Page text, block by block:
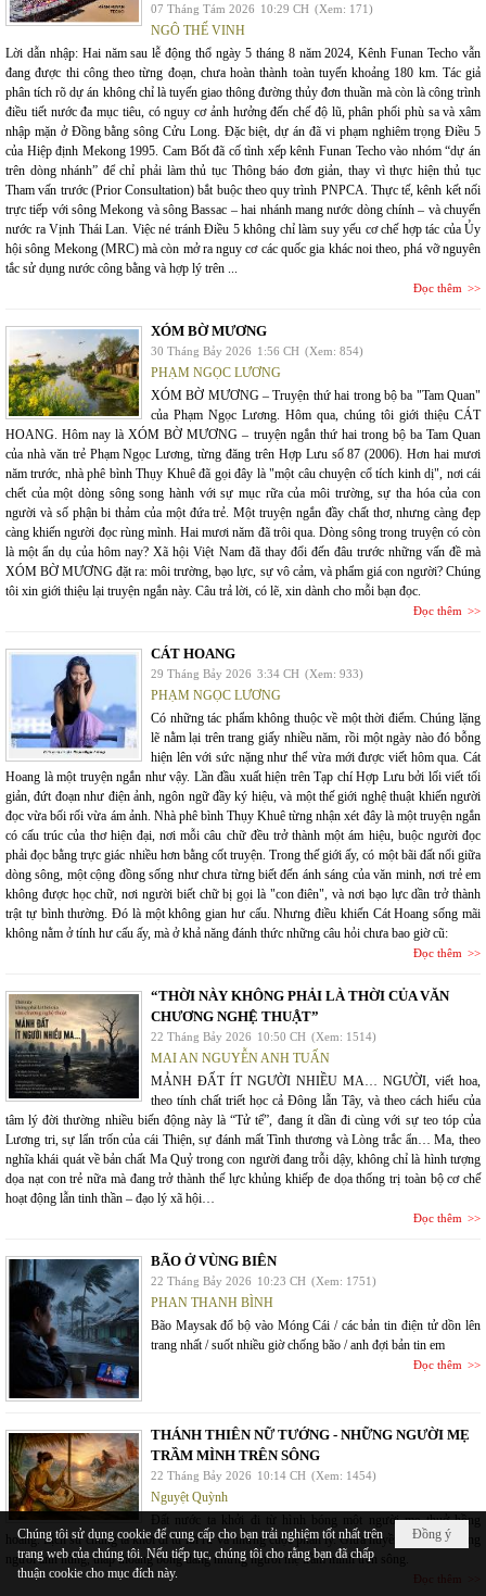
07 Tháng Tám 2026 10:29 CH (Xem: 171)
NGÔ THẾ VINH
Lời dẫn nhập: Hai năm sau lễ động thổ ngày 5 tháng 8 năm 2024, Kênh Funan Techo vẫn
đang được thi công theo từng đoạn, chưa hoàn thành toàn tuyến khoảng 180 km. Tác giả
phân tích rõ dự án không chỉ là tuyến giao thông đường thủy đơn thuần mà còn là công trình
điều tiết nước đa mục tiêu, có nguy cơ ảnh hưởng đến chế độ lũ, phân phối phù sa và xâm
nhập mặn ở Đồng bằng sông Cửu Long. Đặc biệt, dự án đã vi phạm nghiêm trọng Điều 5
của Hiệp định Mekong 1995. Cam Bốt đã cố tình xếp kênh Funan Techo vào nhóm “dự án
trên dòng nhánh” để chỉ phải làm thủ tục Thông báo đơn giản, thay vì thực hiện thủ tục
Tham vấn trước (Prior Consultation) bắt buộc theo quy trình PNPCA. Thực tế, kênh kết nối
trực tiếp với sông Mekong và sông Bassac – hai nhánh mang nước dòng chính – và chuyển
nước ra Vịnh Thái Lan. Việc né tránh Điều 5 không chỉ làm suy yếu cơ chế hợp tác của Ủy
hội sông Mekong (MRC) mà còn mở ra nguy cơ các quốc gia khác noi theo, phá vỡ nguyên
tắc sử dụng nước công bằng và hợp lý trên ...
Đọc thêm
XÓM BỜ MƯƠNG
30 Tháng Bảy 2026 1:56 CH (Xem: 854)
PHẠM NGỌC LƯƠNG
XÓM BỜ MƯƠNG – Truyện thứ hai trong bộ ba "Tam Quan"
của Phạm Ngọc Lương. Hôm qua, chúng tôi giới thiệu CÁT
HOANG. Hôm nay là XÓM BỜ MƯƠNG – truyện ngắn thứ hai trong bộ ba Tam Quan
của nhà văn trẻ Phạm Ngọc Lương, từng đăng trên Hợp Lưu số 87 (2006). Hơn hai mươi
năm trước, nhà phê bình Thụy Khuê đã gọi đây là "một câu chuyện cổ tích kinh dị", nơi cái
chết của một dòng sông song hành với sự mục rữa của môi trường, sự tha hóa của con
người và số phận bi thảm của một đứa trẻ. Một truyện ngắn đầy chất thơ, nhưng càng đẹp
càng khiến người đọc rùng mình. Hai mươi năm đã trôi qua. Dòng sông trong truyện có còn
là một ẩn dụ của hôm nay? Xã hội Việt Nam đã thay đổi đến đâu trước những vấn đề mà
XÓM BỜ MƯƠNG đặt ra: môi trường, bạo lực, sự vô cảm, và phẩm giá con người? Chúng
tôi xin giới thiệu lại truyện ngắn này. Câu trả lời, có lẽ, xin dành cho mỗi bạn đọc.
Đọc thêm
CÁT HOANG
29 Tháng Bảy 2026 3:34 CH (Xem: 933)
PHẠM NGỌC LƯƠNG
Có những tác phẩm không thuộc về một thời điểm. Chúng lặng
lẽ nằm lại trên trang giấy nhiều năm, rồi một ngày nào đó bỗng
hiện lên với sức nặng như thể vừa mới được viết hôm qua. Cát
Hoang là một truyện ngắn như vậy. Lần đầu xuất hiện trên Tạp chí Hợp Lưu bởi lối viết tối
giản, đứt đoạn như điện ảnh, ngôn ngữ đầy ký hiệu, và một thế giới nghệ thuật khiến người
đọc vừa bối rối vừa ám ảnh. Nhà phê bình Thụy Khuê từng nhận xét đây là một truyện ngắn
có cấu trúc của thơ hiện đại, nơi mỗi câu chữ đều trở thành một ám hiệu, buộc người đọc
phải đọc bằng trực giác nhiều hơn bằng cốt truyện. Trong thế giới ấy, có một bãi đất nổi giữa
dòng sông, một cộng đồng sống như chưa từng biết đến ánh sáng của văn minh, nơi trẻ em
không được học chữ, nơi người biết chữ bị gọi là "con điên", và nơi bạo lực dần trở thành
trật tự bình thường. Đó là một không gian hư cấu. Nhưng điều khiến Cát Hoang sống mãi
không nằm ở tính hư cấu ấy, mà ở khả năng đánh thức những câu hỏi chưa bao giờ cũ:
Đọc thêm
“THỜI NÀY KHÔNG PHẢI LÀ THỜI CỦA VĂN
CHƯƠNG NGHỆ THUẬT”
22 Tháng Bảy 2026 10:50 CH (Xem: 1514)
MAI AN NGUYỄN ANH TUẤN
MẢNH ĐẤT ÍT NGƯỜI NHIỀU MA… NGƯỜI, viết hoa,
theo tính chất triết học cả Đông lẫn Tây, và theo cách hiểu của
tâm lý đời thường nhiều biến động này là “Tử tế”, đang ít dần đi cùng với sự teo tóp của
Lương tri, sự lẩn trốn của cái Thiện, sự đánh mất Tình thương và Lòng trắc ẩn… Ma, theo
nghĩa khái quát về bản chất Ma Quỷ trong con người đang trỗi dậy, không chỉ là hình tượng
dọa nạt con trẻ nữa mà đang trở thành thế lực khủng khiếp đe dọa thống trị toàn bộ cơ chế
hoạt động lẫn tinh thần – đạo lý xã hội…
Đọc thêm
BÃO Ở VÙNG BIÊN
22 Tháng Bảy 2026 10:23 CH (Xem: 1751)
PHAN THANH BÌNH
Bão Maysak đổ bộ vào Móng Cái / các bản tin điện tử dồn lên
trang nhất / suốt nhiều giờ chống bão / anh đợi bản tin em
Đọc thêm
THÁNH THIÊN NỮ TƯỚNG - NHỮNG NGƯỜI MẸ
TRẦM MÌNH TRÊN SÔNG
22 Tháng Bảy 2026 10:14 CH (Xem: 1454)
Nguyệt Quỳnh
Đất nước ta khởi đi từ hình bóng một người mẹ thuở hồng
hoang. Lịch sử chúng ta khởi đi từ lời ru và những cuộc phân ly. Giữa huyền thoại về những
người anh hùng, thấp thoáng bóng dáng những người mẹ trầm mình trên sông.
Đồng ý
Chúng tôi sử dụng cookie để cung cấp cho bạn trải nghiệm tốt nhất trên
trang web của chúng tôi. Nếu tiếp tục, chúng tôi cho rằng bạn đã chấp
thuận cookie cho mục đích này.